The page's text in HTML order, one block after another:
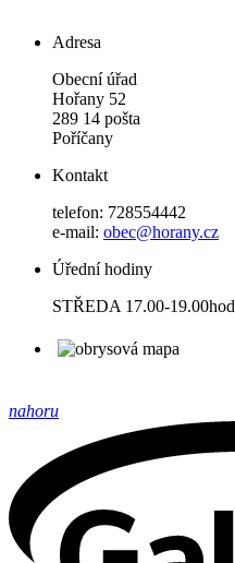
Adresa
Obecní úřad
Hořany 52
289 14 pošta
Poříčany
Kontakt
telefon: 728554442
e-mail: obec@horany.cz
Úřední hodiny
STŘEDA 17.00-19.00hod
nahoru